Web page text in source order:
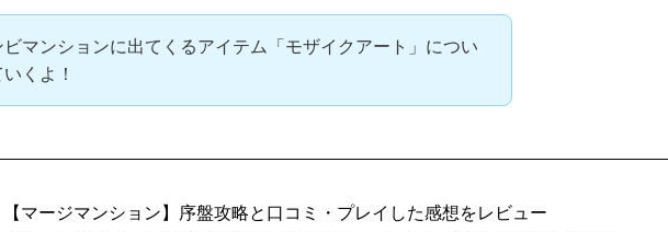
マンションに出てくるアイテム「モザイクアート」につい
くよ！
【マージマンション】序盤攻略と口コミ・プレイした感想をレビュー